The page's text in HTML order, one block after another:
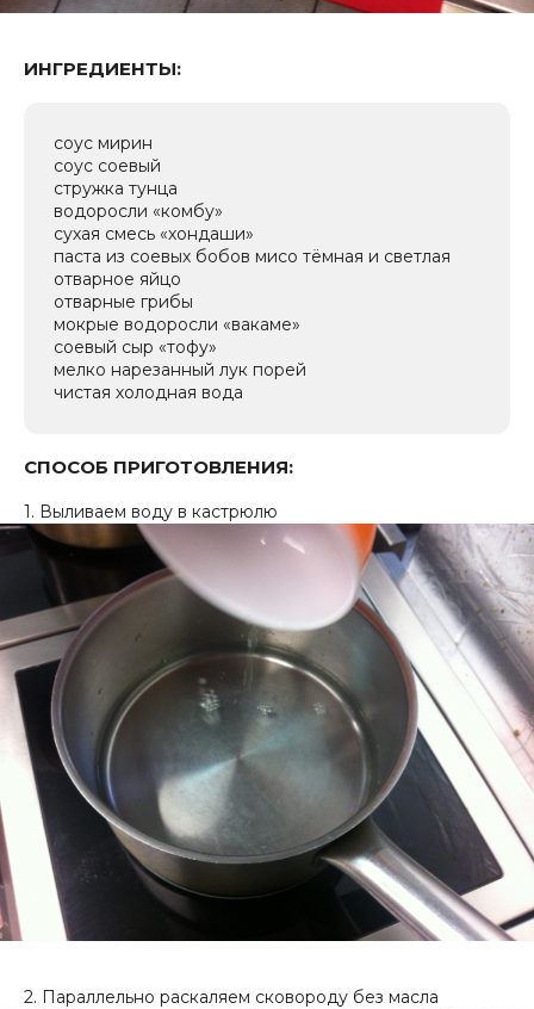
ИНГРЕДИЕНТЫ:
cоус мирин
соус соевый
стружка тунца
водоросли «комбу»
сухая смесь «хондаши»
паста из соевых бобов мисо тёмная и светлая
отварное яйцо
отварные грибы
мокрые водоросли «вакаме»
соевый сыр «тофу»
мелко нарезанный лук порей
чистая холодная вода
СПОСОБ ПРИГОТОВЛЕНИЯ:
1. Выливаем воду в кастрюлю
2. Параллельно раскаляем сковороду без масла